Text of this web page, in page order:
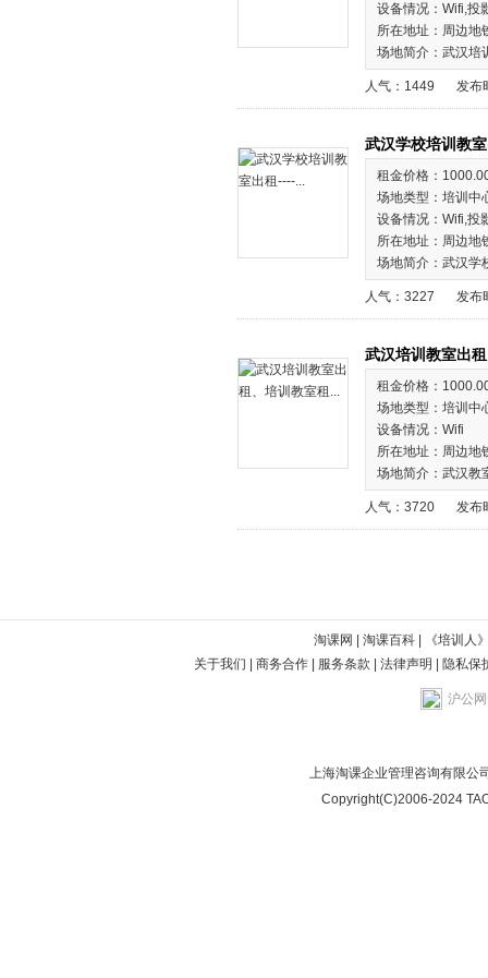
设备情况：Wifi,投
所在地址：周边地
场地简介：武汉培
人气：1449 发布
武汉学校培训教
租金价格：
场地类型：培训中
设备情况：Wifi,投
所在地址：周边地
场地简介：武汉学
人气：3227 发布
武汉培训教室出
租金价格：
场地类型：培训中
设备情况：Wifi
所在地址：周边地
场地简介：武汉教
人气：3720 发布
淘课网 淘课百科|
《培训人
关于我们
商务合作| 服务条款 法律声明 隐私保
沪公
上海淘课企业管理咨询有限公
Copyright(C)2006-2024